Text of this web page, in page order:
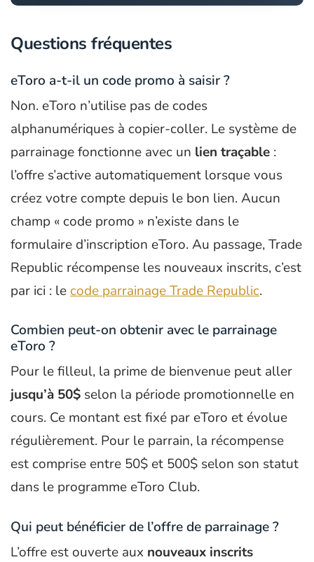
Questions fréquentes
eToro a-t-il un code promo à saisir ?
Non. eToro n’utilise pas de codes
alphanumériques à copier-coller. Le système de
parrainage fonctionne avec un lien traçable :
l’offre s’active automatiquement lorsque vous
créez votre compte depuis le bon lien. Aucun
champ « code promo » n’existe dans le
formulaire d’inscription eToro. Au passage, Trade
Republic récompense les nouveaux inscrits, c’est
par ici : le code parrainage Trade Republic.
Combien peut-on obtenir avec le parrainage
eToro ?
Pour le filleul, la prime de bienvenue peut aller
jusqu’à 50$ selon la période promotionnelle en
cours. Ce montant est fixé par eToro et évolue
régulièrement. Pour le parrain, la récompense
est comprise entre 50$ et 500$ selon son statut
dans le programme eToro Club.
Qui peut bénéficier de l’offre de parrainage ?
L’offre est ouverte aux nouveaux inscrits